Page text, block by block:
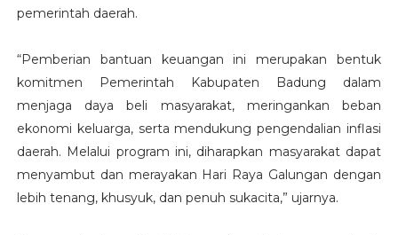
pemerintah daerah.
“Pemberian bantuan keuangan ini merupakan bentuk
komitmen Pemerintah Kabupaten Badung dalam
menjaga daya beli masyarakat, meringankan beban
ekonomi keluarga, serta mendukung pengendalian inflasi
daerah. Melalui program ini, diharapkan masyarakat dapat
menyambut dan merayakan Hari Raya Galungan dengan
lebih tenang, khusyuk, dan penuh sukacita,” ujarnya.